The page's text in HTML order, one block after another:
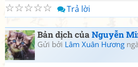
☆
☆
☆
☆
☆ Trả lời
Bản dịch củaNguyễn
Gửi bởi Lâm Xuân Hương